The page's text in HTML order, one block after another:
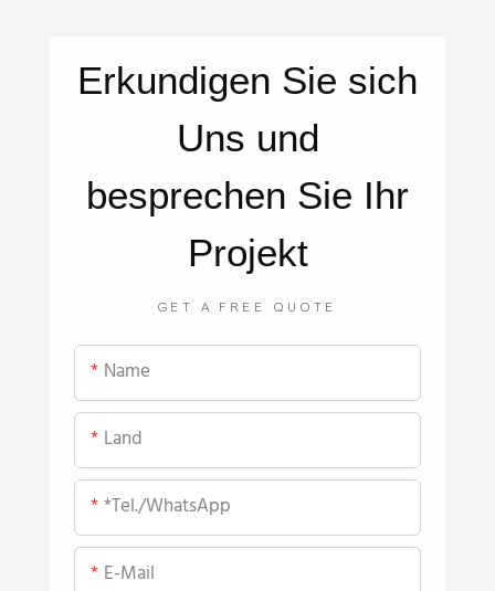
Erkundigen Sie sich
Uns und
besprechen Sie Ihr
Projekt
GET A FREE QUOTE
Name
Land
*Tel./WhatsApp
E-Mail